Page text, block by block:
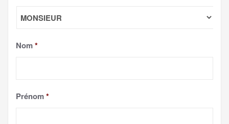
Nom*
Prénom*